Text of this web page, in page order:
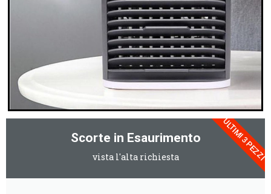
Scorte in Esaurimento
vista l'alta richiesta ULTIMI 3 PEZZI